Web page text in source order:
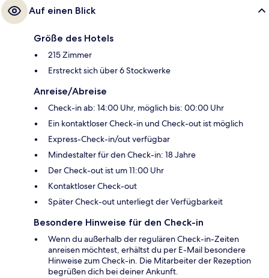
Auf einen Blick
Größe des Hotels
215 Zimmer
Erstreckt sich über 6 Stockwerke
Anreise/Abreise
Check-in ab: 14:00 Uhr, möglich bis: 00:00 Uhr
Ein kontaktloser Check-in und Check-out ist möglich
Express-Check-in/out verfügbar
Mindestalter für den Check-in: 18 Jahre
Der Check-out ist um 11:00 Uhr
Kontaktloser Check-out
Später Check-out unterliegt der Verfügbarkeit
Besondere Hinweise für den Check-in
Wenn du außerhalb der regulären Check-in-Zeiten
anreisen möchtest, erhältst du per E-Mail besondere
Hinweise zum Check-in. Die Mitarbeiter der Rezeption
begrüßen dich bei deiner Ankunft.